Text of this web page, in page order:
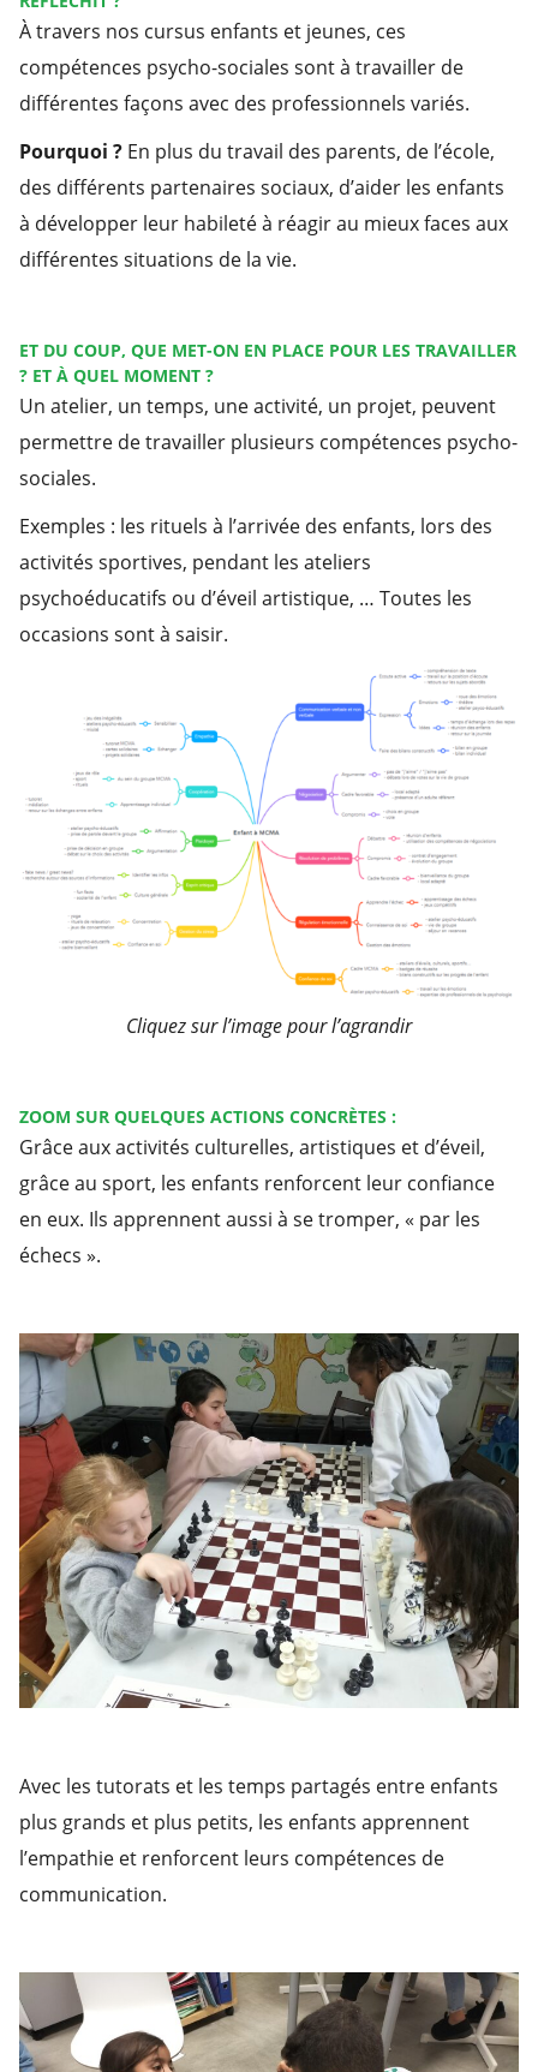
À travers nos cursus enfants et jeunes, ces
compétences psycho-sociales sont à travailler de
différentes façons avec des professionnels variés.
Pourquoi ? En plus du travail des parents, de l’école,
des différents partenaires sociaux, d’aider les enfants
à développer leur habileté à réagir au mieux faces aux
différentes situations de la vie.
ET DU COUP, QUE MET-ON EN PLACE POUR LES TRAVAILLER
? ET À QUEL MOMENT ?
Un atelier, un temps, une activité, un projet, peuvent
permettre de travailler plusieurs compétences psycho-
sociales.
Exemples : les rituels à l’arrivée des enfants, lors des
activités sportives, pendant les ateliers
psychoéducatifs ou d’éveil artistique, … Toutes les
occasions sont à saisir.
Cliquez sur l’image pour l’agrandir
ZOOM SUR QUELQUES ACTIONS CONCRÈTES :
Grâce aux activités culturelles, artistiques et d’éveil,
grâce au sport, les enfants renforcent leur confiance
en eux. Ils apprennent aussi à se tromper, « par les
échecs ».
Avec les tutorats et les temps partagés entre enfants
plus grands et plus petits, les enfants apprennent
l’empathie et renforcent leurs compétences de
communication.